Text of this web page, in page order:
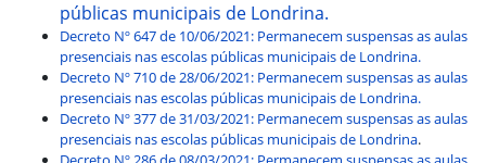
públicas municipais de Londrina.
Decreto Nº 647 de 10/06/2021: Permanecem suspensas as aulas
presenciais nas escolas públicas municipais de Londrina.
Decreto Nº 710 de 28/06/2021: Permanecem suspensas as aulas
presenciais nas escolas públicas municipais de Londrina.
Decreto Nº 377 de 31/03/2021: Permanecem suspensas as aulas
presenciais nas escolas públicas municipais de Londrina.